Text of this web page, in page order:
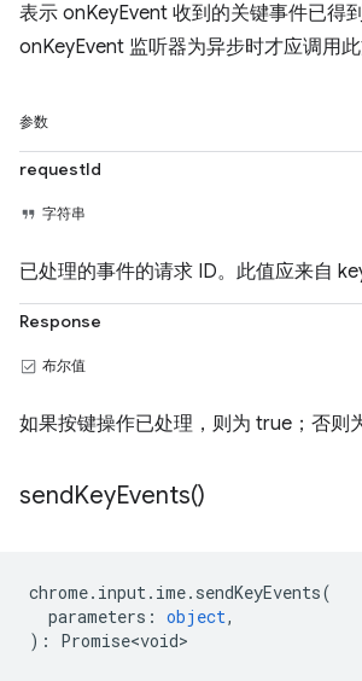
表示 onKeyEvent 收到的关键事件已得
onKeyEvent 监听器为异步时才应调用此
参数
requestId
字符串
已处理的事件的请求 ID。此值应来自
Response
布尔值
如果按键操作已处理，则为 true；否则
sendKeyEvents()
chrome. input. ime. sendKeyEvents(
parameters : object,
) : Promise<void>